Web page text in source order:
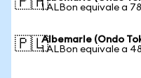
1 ALBon equivale a
🇵🇱Albemarle (Ondo
1 ALBon equivale a